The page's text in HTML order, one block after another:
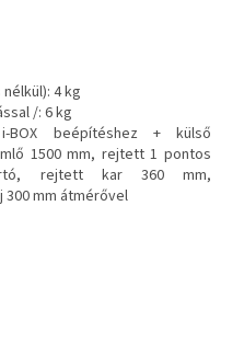
4 kg
/: 6 kg
BOX beépítéshez + külső
1500 mm, rejtett 1 pontos
rejtett kar 360 mm,
mm átmérővel